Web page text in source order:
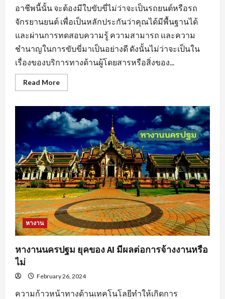
อาชีพนี้นั้น จะต้องมีใบขับขี่ไม่ว่าจะเป็นรถยนต์หรือรถ
จักรยานยนต์ เพื่อเป็นหลักประกันว่าคุณได้มีพื้นฐานได้
และผ่านการทดสอบความรู้ ความสามารถ และความ
ชำนาญในการขับขี่มาเป็นอย่างดี ดังนั้นไม่ว่าจะเป็นใน
เรื่องของบริการทางด้านผู้โดยสารหรือสิ่งของ...
Read MoreRead
more
งาน
ขับ
รถ
สร้าง
แรง
บันดาล
ใจ
ให้
กับ
ตนเอง
หางาน
หางานนครปฐม ยุคของ AI มีผลต่อการจ้างงานหรือ
ไม่
February 26, 2024
ความก้าวหน้าทางด้านเทคโนโลยีทำให้เกิดการ